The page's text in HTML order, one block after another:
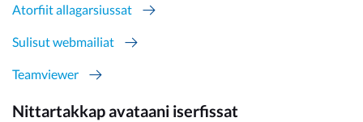
Atorfiit allagarsiussat
Sulisut webmailiat
Teamviewer
Nittartakkap avataani iserfissat